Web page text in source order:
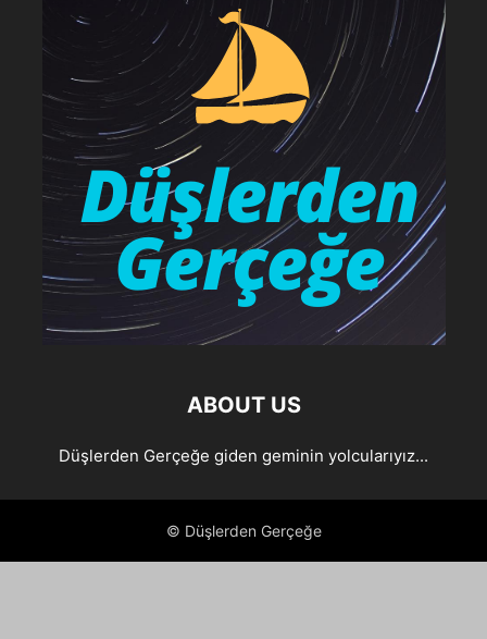
ABOUT US
Düşlerden Gerçeğe giden geminin yolcularıyız...
© Düşlerden Gerçeğe